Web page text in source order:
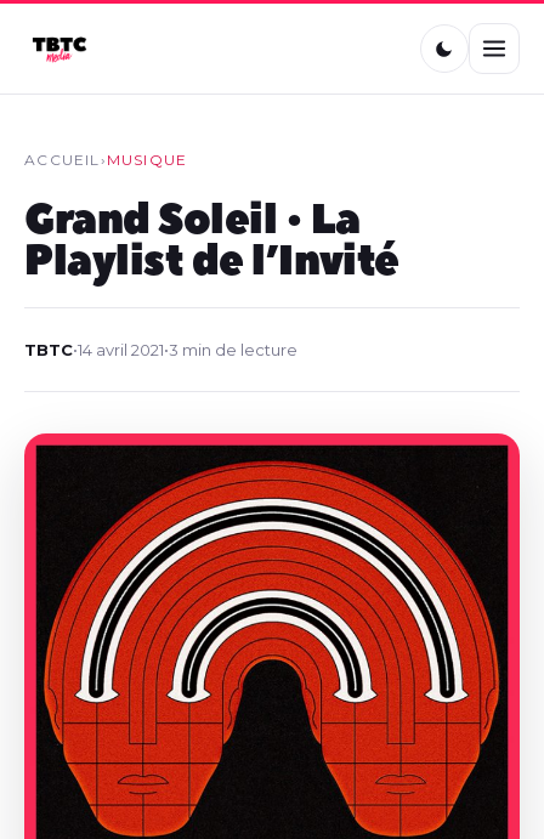
ACCUEIL› MUSIQUE
Grand Soleil • La
Playlist de l’Invité
TBTC•14 avril 2021•3 min de lecture